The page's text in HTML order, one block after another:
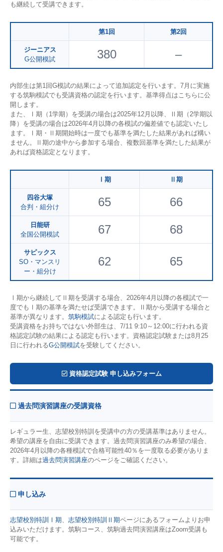
も継続して受講できます。
第1回 第2回
ジーニアス
G公開模試
380 –
内部生は第1回G模試の結果によって追加認定を行います。7月に実施
する筑駒模試でも受講資格の認定を行います。基準得点はこちらに公
開します。
また、Ⅰ期（1学期）を受講の場合は2025年12月以降、Ⅱ期（2学期以
降）を受講の場合は2026年4月以降の各模試の偏差値でも認定いたし
ます。Ⅰ期・Ⅱ期開始時は一度でも基準を満たした結果があれば構い
ません。Ⅱ期の途中から参加する場合、複数回基準を満たした結果が
あれば資格認定となります。
Ⅰ期 Ⅱ期
四谷大塚
合判・組分け
65 66
日能研
全国公開模試
67 68
サピックス
SO・マンスリ
ー・組分け
62 65
Ⅰ期から継続してⅡ期を受講する場合、2026年4月以降の各模試で一
度でもⅠ期の基準を満たせば受講できます。Ⅱ期から受講する場合と
基準が異なります。 筑駒模試による認定も行います。
受講資格をお持ちではない外部生は、7/11 9:10～12:00に行われる資
格認定試験の結果による認定も行います。資格認定試験または8月25
日に行われるG公開模試を受験してください。
資格認定試験 申し込みフォーム
過去問演習講座の受講資格
レギュラー生、志望校別特訓を受講中の方の受講基準はありません。
希望の講座を自由に受講できます。過去問演習講座のみ希望の場合、
2026年4月以降の各種模試で合格可能性40％を一度取る必要がありま
す。詳細は過去問演習講座のページをご確認ください。
申し込み
志望校別特訓Ⅰ期、 志望校別特訓Ⅱ期ページにあるフォームよりお申
込みいただけます。筑駒コース、筑駒過去問演習講座はZoom受講も
可能です。